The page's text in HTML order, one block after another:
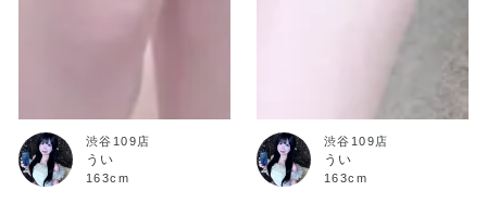
渋谷109店
うい
163cm
渋谷109店
うい
163cm